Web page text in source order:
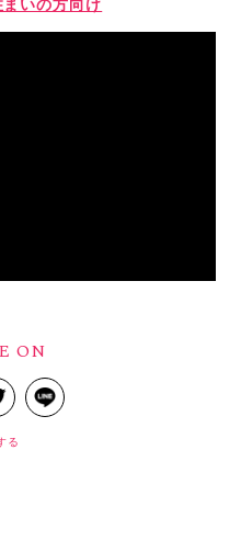
いの方向け
ON
る